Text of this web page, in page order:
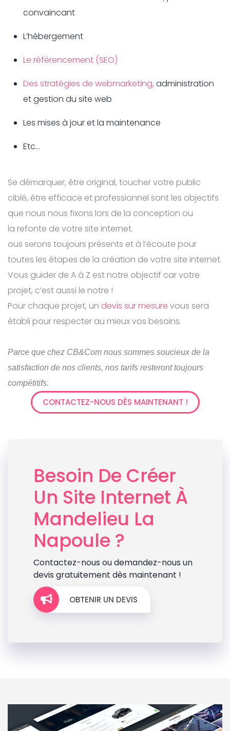
convaincant
L’hébergement
Le référencement (SEO)
Des stratégies de webmarketing, administration
et gestion du site web
Les mises à jour et la maintenance
Etc…
Se démarquer, être original, toucher votre public
ciblé, être efficace et professionnel sont les objectifs
que nous nous fixons lors de la conception ou
la refonte de votre site internet.
ous serons toujours présents et à l’écoute pour
toutes les étapes de la création de votre site internet.
Vous guider de A à Z est notre objectif car votre
projet, c’est aussi le notre !
Pour chaque projet, un devis sur mesure vous sera
établi pour respecter au mieux vos besoins.
Parce que chez CB&Com nous sommes soucieux de la
satisfaction de nos clients, nos tarifs resteront toujours
compétitifs.
CONTACTEZ-NOUS DÈS MAINTENANT !
Besoin De Créer
Un Site Internet À
Mandelieu La
Napoule ?
Contactez-nous ou demandez-nous un
devis gratuitement dès maintenant !
OBTENIR UN DEVIS